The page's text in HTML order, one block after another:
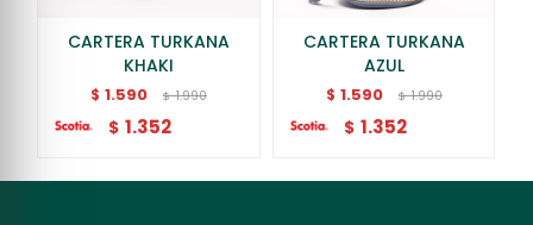
CARTERA TURKANA
KHAKI
$ 1.590 $ 1.990
$ 1.352
CARTERA TURKANA
AZUL
$ 1.590 $ 1.990
$ 1.352